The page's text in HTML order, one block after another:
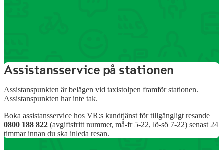
Assistansservice på stationen
Assistanspunkten är belägen vid taxistolpen framför stationen.
Assistanspunkten har inte tak.
Boka assistansservice hos VR:s kundtjänst för tillgängligt resande
0800 188 822 (avgiftsfritt nummer, må-fr 5-22, lö-sö 7-22) senast 24
timmar innan du ska inleda resan.